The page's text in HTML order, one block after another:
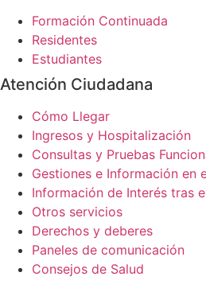
Formación Continuada
Residentes
Estudiantes
Atención Ciudadana
Cómo Llegar
Ingresos y Hospitalización
Consultas y Pruebas
Gestiones e Información en
Información de Interés tras
Otros servicios
Derechos y deberes
Paneles de comunicación
Consejos de Salud